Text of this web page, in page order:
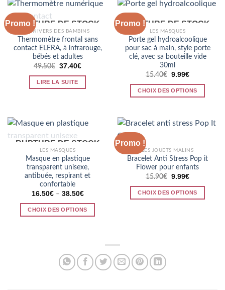
Promo !
RUPTURE DE STOCK
L'UNIVERS DES BAMBINS
Thermomètre frontal sans
contact ELERA, à infrarouge,
bébés et adultes
49.50€ Le
initial
était :
37.40€Le
actuel
LIRE LA SUITE
Promo !
RUPTURE DE STOCK
LES MASQUES
Porte gel hydroalcoolique
pour sac à main, style porte
clé, avec sa bouteille vide
30ml
15.40€ Le
initial
était :
9.99€Le
actuel
est :
CHOIX DES OPTIONS
a
Les
options
peuvent
être
choisies
RUPTURE DE STOCK
LES MASQUES
Masque en plastique
transparent unisexe,
antibuée, respirant et
confortable
16.50€– 38.50€
CHOIX DES OPTIONS
plusieurs
variations.
Promo !
LES JOUETS MALINS
Bracelet Anti Stress Pop it
Flower pour enfants
15.90€ Le
initial
était :
9.99€Le
actuel
est :
CHOIX DES OPTIONS